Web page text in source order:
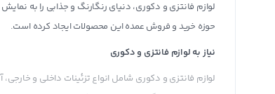
لوازم فانتزی و دکوری، دنیای رنگارنگ و جذابی را به
حوزه خرید و فروش عمده این محصولات ایجاد کرده است.
نیاز به لوازم فانتزی و دکوری
لوازم فانتزی و دکوری شامل انواع تزئینات داخلی و